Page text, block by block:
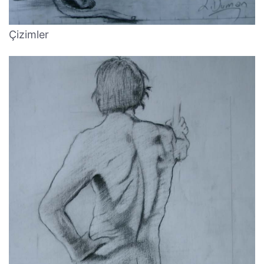
Çizimler